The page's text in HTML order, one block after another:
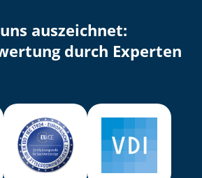
auszeichnet:
durch Experten